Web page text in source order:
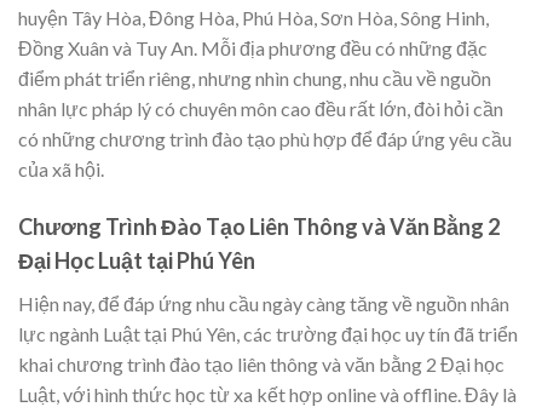
huyện Tây Hòa, Đông Hòa, Phú Hòa, Sơn Hòa, Sông Hinh,
Đồng Xuân và Tuy An. Mỗi địa phương đều có những đặc
điểm phát triển riêng, nhưng nhìn chung, nhu cầu về nguồn
nhân lực pháp lý có chuyên môn cao đều rất lớn, đòi hỏi cần
có những chương trình đào tạo phù hợp để đáp ứng yêu cầu
của xã hội.
Chương Trình Đào Tạo Liên Thông và Văn Bằng 2
Đại Học Luật tại Phú Yên
Hiện nay, để đáp ứng nhu cầu ngày càng tăng về nguồn nhân
lực ngành Luật tại Phú Yên, các trường đại học uy tín đã triển
khai chương trình đào tạo liên thông và văn bằng 2 Đại học
Luật, với hình thức học từ xa kết hợp online và offline. Đây là